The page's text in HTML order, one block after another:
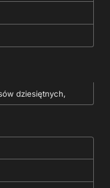
dziesiętnych,